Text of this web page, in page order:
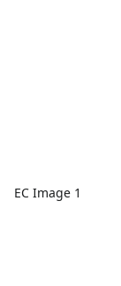
EC Image 1